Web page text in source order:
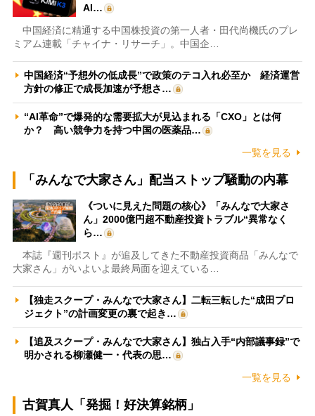
AI…
中国経済に精通する中国株投資の第一人者・田代尚機氏のプレ
ミアム連載「チャイナ・リサーチ」。中国企…
中国経済“予想外の低成長”で政策のテコ入れ必至か 経済運営
方針の修正で成長加速が予想さ…
“AI革命”で爆発的な需要拡大が見込まれる「CXO」とは何
か？ 高い競争力を持つ中国の医薬品…
一覧を見る
「みんなで大家さん」配当ストップ騒動の内幕
《ついに見えた問題の核心》「みんなで大家さ
ん」2000億円超不動産投資トラブル“異常なく
ら…
本誌『週刊ポスト』が追及してきた不動産投資商品「みんなで
大家さん」がいよいよ最終局面を迎えている…
【独走スクープ・みんなで大家さん】二転三転した“成田プロ
ジェクト”の計画変更の裏で起き…
【追及スクープ・みんなで大家さん】独占入手“内部議事録”で
明かされる柳瀬健一・代表の思…
一覧を見る
古賀真人「発掘！好決算銘柄」